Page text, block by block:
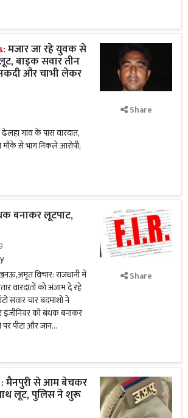
मजार जा रहे युवक से
बाइक सवार तीन
और चाभी लेकर
गांव के पास वारदात,
से भाग निकले आरोपी;
Share
बनाकर लूटपाट,
विचार: राजधानी में
वारदातों को अंजाम दे रहे
सवार चार बदमाशों ने
इंजीनियर को बंधक बनाकर
पीटा और जान...
Share
मैनपुरी से आम बेचकर
लूट, पुलिस ने शुरू